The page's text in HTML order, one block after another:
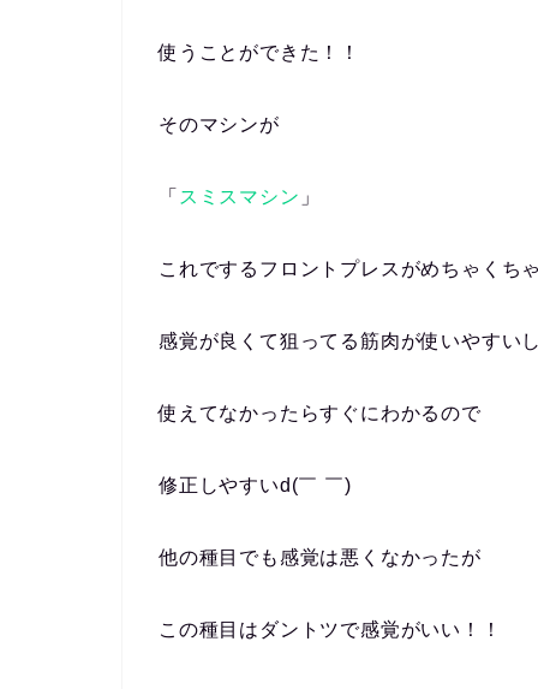
使うことができた！！
そのマシンが
「 スミスマシン 」
これでするフロントプレスがめちゃくちゃ
感覚が良くて狙ってる筋肉が使いやすいし
使えてなかったらすぐにわかるので
修正しやすいd(￣ ￣)
他の種目でも感覚は悪くなかったが
この種目はダントツで感覚がいい！！